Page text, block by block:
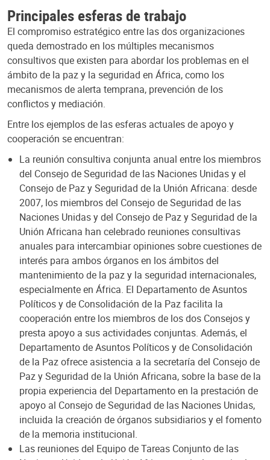
Principales esferas de trabajo
El compromiso estratégico entre las dos organizaciones
queda demostrado en los múltiples mecanismos
consultivos que existen para abordar los problemas en el
ámbito de la paz y la seguridad en África, como los
mecanismos de alerta temprana, prevención de los
conflictos y mediación.
Entre los ejemplos de las esferas actuales de apoyo y
cooperación se encuentran:
La reunión consultiva conjunta anual entre los miembros
del Consejo de Seguridad de las Naciones Unidas y el
Consejo de Paz y Seguridad de la Unión Africana: desde
2007, los miembros del Consejo de Seguridad de las
Naciones Unidas y del Consejo de Paz y Seguridad de la
Unión Africana han celebrado reuniones consultivas
anuales para intercambiar opiniones sobre cuestiones de
interés para ambos órganos en los ámbitos del
mantenimiento de la paz y la seguridad internacionales,
especialmente en África. El Departamento de Asuntos
Políticos y de Consolidación de la Paz facilita la
cooperación entre los miembros de los dos Consejos y
presta apoyo a sus actividades conjuntas. Además, el
Departamento de Asuntos Políticos y de Consolidación
de la Paz ofrece asistencia a la secretaría del Consejo de
Paz y Seguridad de la Unión Africana, sobre la base de la
propia experiencia del Departamento en la prestación de
apoyo al Consejo de Seguridad de las Naciones Unidas,
incluida la creación de órganos subsidiarios y el fomento
de la memoria institucional.
Las reuniones del Equipo de Tareas Conjunto de las